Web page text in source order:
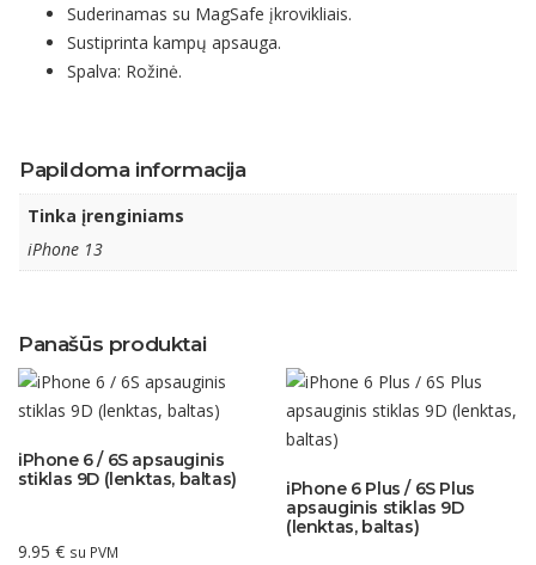
Suderinamas su MagSafe įkrovikliais.
Sustiprinta kampų apsauga.
Spalva: Rožinė.
Papildoma informacija
Tinka įrenginiams
iPhone 13
Panašūs produktai
iPhone 6 / 6S apsauginis
stiklas 9D (lenktas, baltas)
9.95 € su PVM
iPhone 6 Plus / 6S Plus
apsauginis stiklas 9D
(lenktas, baltas)